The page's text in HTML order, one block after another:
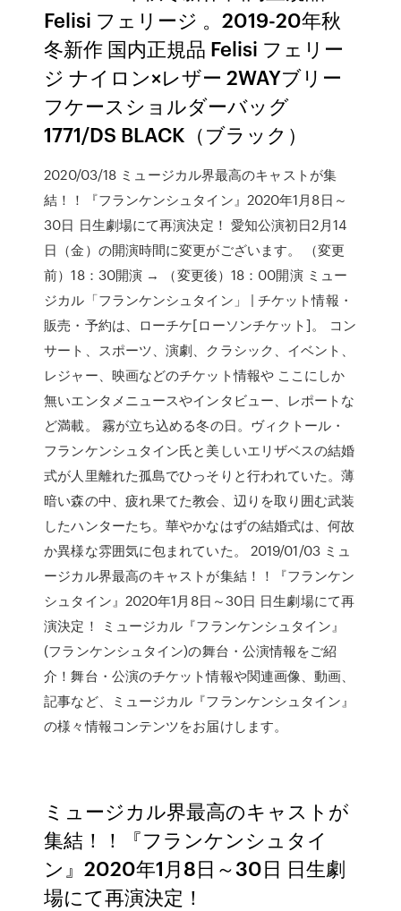
Felisi フェリージ 。2019-20年秋
冬新作 国内正規品 Felisi フェリー
ジ ナイロン×レザー 2WAYブリー
フケースショルダーバッグ
1771/DS BLACK（ブラック）
2020/03/18 ミュージカル界最高のキャストが集
結！！『フランケンシュタイン』2020年1月8日～
30日 日生劇場にて再演決定！ 愛知公演初日2月14
日（金）の開演時間に変更がございます。 （変更
前）18：30開演 → （変更後）18：00開演 ミュー
ジカル「フランケンシュタイン」 | チケット情報・
販売・予約は、ローチケ[ローソンチケット]。 コン
サート、スポーツ、演劇、クラシック、イベント、
レジャー、映画などのチケット情報や ここにしか
無いエンタメニュースやインタビュー、レポートな
ど満載。 霧が立ち込める冬の日。ヴィクトール・
フランケンシュタイン氏と美しいエリザベスの結婚
式が人里離れた孤島でひっそりと行われていた。薄
暗い森の中、疲れ果てた教会、辺りを取り囲む武装
したハンターたち。華やかなはずの結婚式は、何故
か異様な雰囲気に包まれていた。 2019/01/03 ミュ
ージカル界最高のキャストが集結！！『フランケン
シュタイン』2020年1月8日～30日 日生劇場にて再
演決定！ ミュージカル『フランケンシュタイン』
(フランケンシュタイン)の舞台・公演情報をご紹
介！舞台・公演のチケット情報や関連画像、動画、
記事など、ミュージカル『フランケンシュタイン』
の様々情報コンテンツをお届けします。
ミュージカル界最高のキャストが
集結！！『フランケンシュタイ
ン』2020年1月8日～30日 日生劇
場にて再演決定！